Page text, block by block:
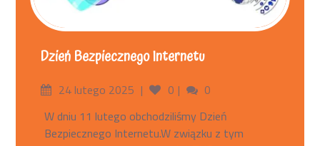
Dzień Bezpiecznego Internetu
24 lutego 2025 0
0
W dniu 11 lutego obchodziliśmy Dzień
Bezpiecznego Internetu.W związku z tym